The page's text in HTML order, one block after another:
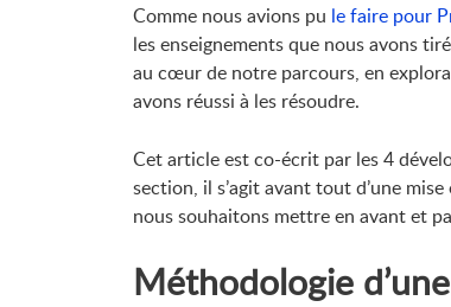
Comme nous avions pu le faire pour
les enseignements que nous avons
au cœur de notre parcours, en
avons réussi à les résoudre.
Cet article est co-écrit par les 4
section, il s’agit avant tout d’une
nous souhaitons mettre en avant et
Méthodologie